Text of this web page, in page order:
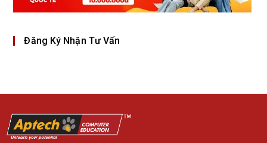
Đăng Ký Nhận Tư Vấn